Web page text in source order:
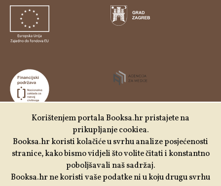
Udruga Kulturtreger je korisnik institucionalne podrške
Nacionalne zaklade za razvoj civilnoga društva za
stabilizaciju i/ili razvoj udruge u području demokratizacije i
društvenog razvoja.
Korištenjem portala Booksa.hr pristajete na
prikupljanje cookiea.
Booksa.hr koristi kolačiće u svrhu analize posjećenosti
stranice, kako bismo vidjeli što volite čitati i konstantno
poboljšavali naš sadržaj.
Booksa.hr ne koristi vaše podatke ni u koju drugu svrhu